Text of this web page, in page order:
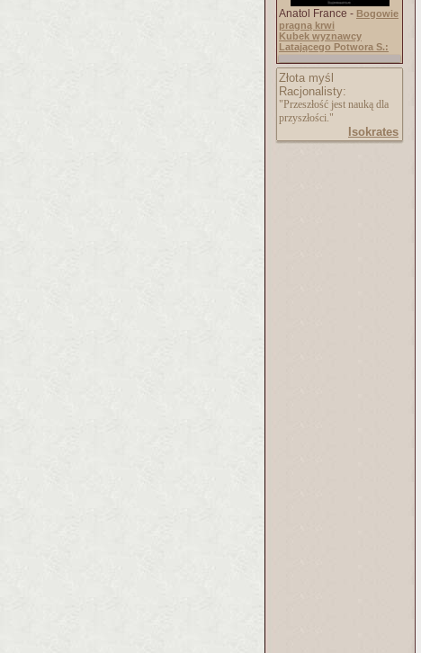
Anatol France - Bogowie
pragną krwi
Kubek wyznawcy
Latającego Potwora S.:
Złota myśl
Racjonalisty:
"Przeszłość jest nauką dla
przyszłości."
Isokrates